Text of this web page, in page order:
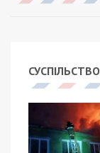
СУСПІЛЬСТВО